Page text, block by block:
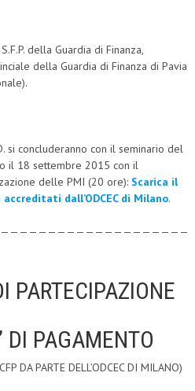
della Guardia di Finanza,
della Guardia di Finanza di Pavia
si concluderanno con il seminario del
il 18 settembre 2015 con il
delle PMI (20 ore): Scarica il
dall’ODCEC di Milano.
PARTECIPAZIONE
DI PAGAMENTO
DA PARTE DELL’ODCEC DI MILANO)